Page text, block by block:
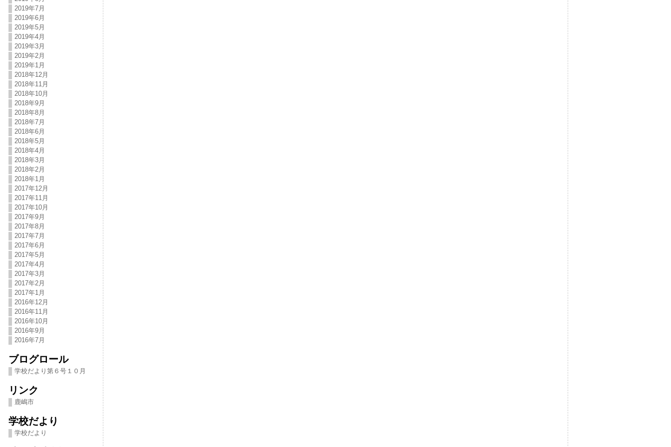
2019年7月
2019年6月
2019年5月
2019年4月
2019年3月
2019年2月
2019年1月
2018年12月
2018年11月
2018年10月
2018年9月
2018年8月
2018年7月
2018年6月
2018年5月
2018年4月
2018年3月
2018年2月
2018年1月
2017年12月
2017年11月
2017年10月
2017年9月
2017年8月
2017年7月
2017年6月
2017年5月
2017年4月
2017年3月
2017年2月
2017年1月
2016年12月
2016年11月
2016年10月
2016年9月
2016年7月
ブログロール
学校だより第６号１０月
リンク
鹿嶋市
学校だより
学校だより